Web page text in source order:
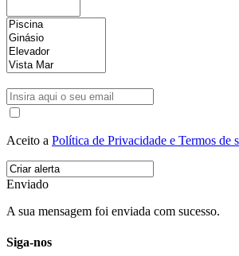
Aceito a Política de Privacidade e Termos de
Enviado
A sua mensagem foi enviada com sucesso.
Siga-nos